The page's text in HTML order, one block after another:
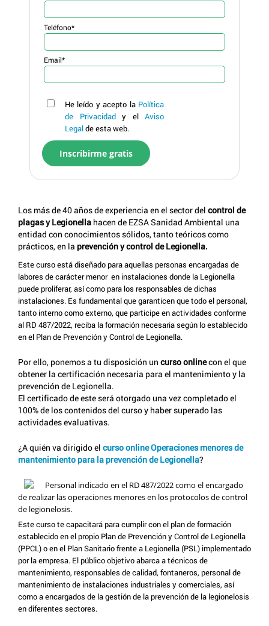
Teléfono*
Email*
He leído y acepto la Política
de Privacidady el Aviso
Legalde esta web.
Los más de 40 años de experiencia en el sector del control de
plagas y Legionella hacen de EZSA Sanidad Ambiental una
entidad con conocimientos sólidos, tanto teóricos como
prácticos, en la prevención y control de Legionella.
Este curso está diseñado para aquellas personas encargadas de
labores de carácter menor en instalaciones donde la Legionella
puede proliferar, así como para los responsables de dichas
instalaciones. Es fundamental que garanticen que todo el personal,
tanto interno como externo, que participe en actividades conforme
al RD 487/2022, reciba la formación necesaria según lo establecido
en el Plan de Prevención y Control de Legionella.
Por ello, ponemos a tu disposición un curso onlinecon el que
obtener la certificación necesaria para el mantenimiento y la
prevención de Legionella.
El certificado de este será otorgado una vez completado el
100% de los contenidos del curso y haber superado las
actividades evaluativas.
¿A quién va dirigido el curso online Operaciones menores de
mantenimiento para la prevención de Legionella?
Personal indicado en el RD 487/2022 como el encargado
de realizar las operaciones menores en los protocolos de control
de legionelosis.
Este curso te capacitará para cumplir con el plan de formación
establecido en el propio Plan de Prevención y Control de Legionella
(PPCL) o en el Plan Sanitario frente a Legionella (PSL) implementado
por la empresa. El público objetivo abarca a técnicos de
mantenimiento, responsables de calidad, fontaneros, personal de
mantenimiento de instalaciones industriales y comerciales, así
como a encargados de la gestión de la prevención de la legionelosis
en diferentes sectores.